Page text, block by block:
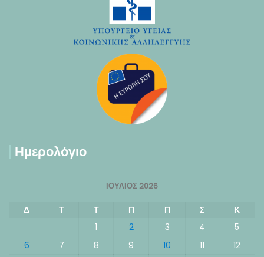
Ημερολόγιο
ΙΟΎΛΙΟΣ 2026
Δ Τ Τ Π Π Σ
Κ
1
2 3 4
5
6
7 8 9 10 11
12